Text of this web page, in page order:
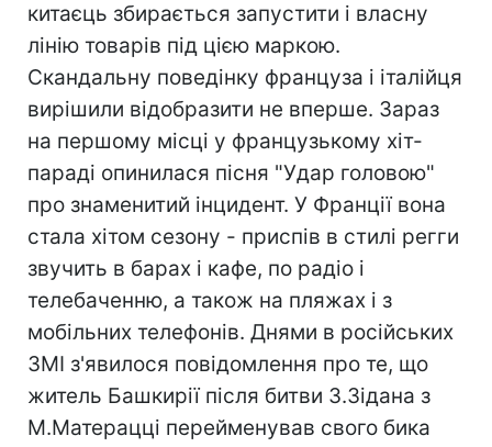
китаєць збирається запустити і власну
лінію товарів під цією маркою.
Скандальну поведінку француза і італійця
вирішили відобразити не вперше. Зараз
на першому місці у французькому хіт-
параді опинилася пісня "Удар головою"
про знаменитий інцидент. У Франції вона
стала хітом сезону - приспів в стилі регги
звучить в барах і кафе, по радіо і
телебаченню, а також на пляжах і з
мобільних телефонів. Днями в російських
ЗМІ з'явилося повідомлення про те, що
житель Башкирії після битви З.Зідана з
М.Матерацці перейменував свого бика